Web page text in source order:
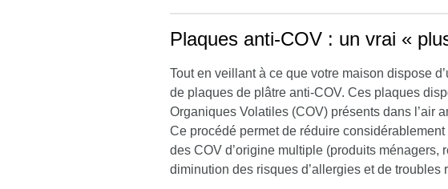
Plaques anti-COV : un vrai «
Tout en veillant à ce que votre maison dispose
de plaques de plâtre anti-COV. Ces plaques
Organiques Volatiles (COV) présents dans l’air
Ce procédé permet de réduire
des COV d’origine multiple (produits ménagers,
diminution des risques d’allergies et de troubles